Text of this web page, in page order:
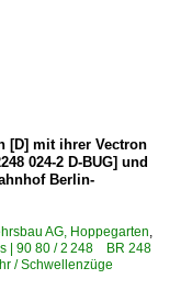
[D] mit ihrer Vectron
024-2 D-BUG] und
Berlin-
AG, Hoppegarten,
| 90 80 / 2 248 BR 248
/ Schwellenzüge